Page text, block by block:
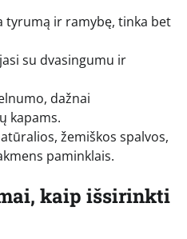
tyrumą ir ramybę, tinka bet
su dvasingumu ir
dažnai
kapams.
žemiškos spalvos,
paminklais.
kaip išsirinkti